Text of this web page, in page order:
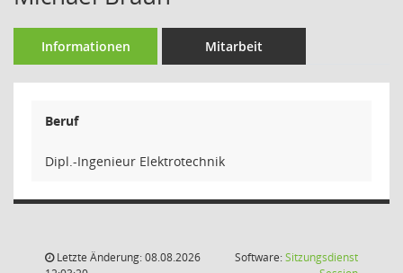
Informationen Mitarbeit
Beruf
Dipl.-Ingenieur Elektrotechnik
Letzte Änderung: 08.08.2026
Software:Sitzungsdienst